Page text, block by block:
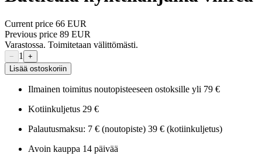
Current price 66 EUR
Previous price 89 EUR
Varastossa. Toimitetaan välittömästi.
− 1
+
Lisää ostoskoriin
Ilmainen toimitus noutopisteeseen ostoksille yli 79 €
Kotiinkuljetus 29 €
Palautusmaksu: 7 € (noutopiste) 39 € (kotiinkuljetus)
Avoin kauppa 14 päivää